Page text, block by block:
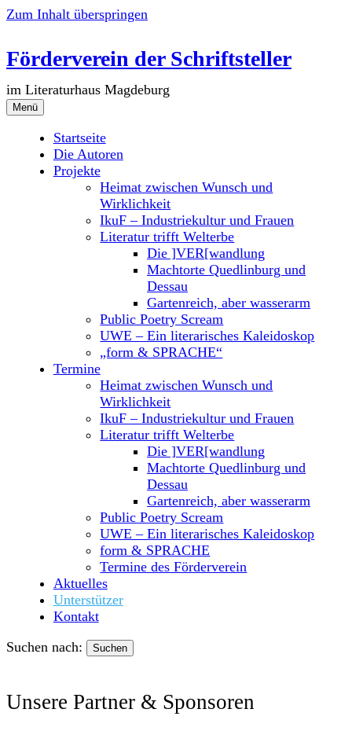
Zum Inhalt überspringen
Förderverein der Schriftsteller
im Literaturhaus Magdeburg
Menü
Startseite
Die Autoren
Projekte
Heimat zwischen Wunsch und
Wirklichkeit
IkuF – Industriekultur und Frauen
Literatur trifft Welterbe
Die ]VER[wandlung
Machtorte Quedlinburg und
Dessau
Gartenreich, aber wasserarm
Public Poetry Scream
UWE – Ein literarisches Kaleidoskop
„form & SPRACHE“
Termine
Heimat zwischen Wunsch und
Wirklichkeit
IkuF – Industriekultur und Frauen
Literatur trifft Welterbe
Die ]VER[wandlung
Machtorte Quedlinburg und
Dessau
Gartenreich, aber wasserarm
Public Poetry Scream
UWE – Ein literarisches Kaleidoskop
form & SPRACHE
Termine des Förderverein
Aktuelles
Unterstützer
Kontakt
Suchen nach:
Unsere Partner & Sponsoren